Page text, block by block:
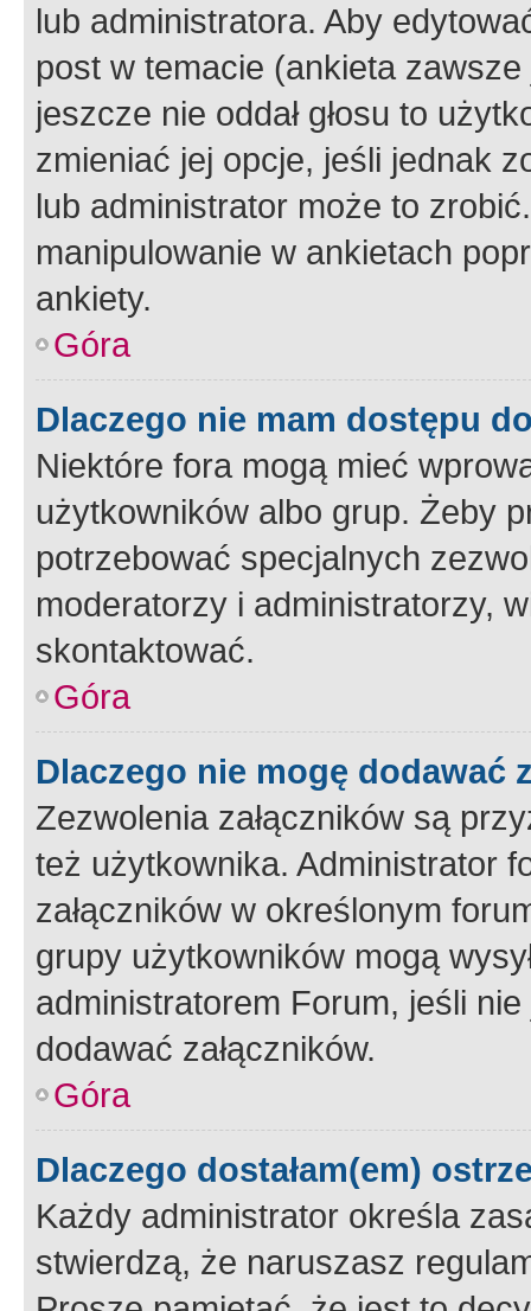
lub administratora. Aby
post w temacie (ankieta
jeszcze nie oddał głosu to
zmieniać jej opcje, jeśli jednak
lub administrator może to
manipulowanie w ankietach
ankiety.
Góra
Dlaczego nie mam dostępu
Niektóre fora mogą mieć
użytkowników albo grup. Żeby
potrzebować specjalnych
moderatorzy i administratorzy,
skontaktować.
Góra
Dlaczego nie mogę dodawać
Zezwolenia załączników są
też użytkownika. Administrator
załączników w określonym
grupy użytkowników mogą
administratorem Forum, jeśli
dodawać załączników.
Góra
Dlaczego dostałam(em)
Każdy administrator określa
stwierdzą, że naruszasz